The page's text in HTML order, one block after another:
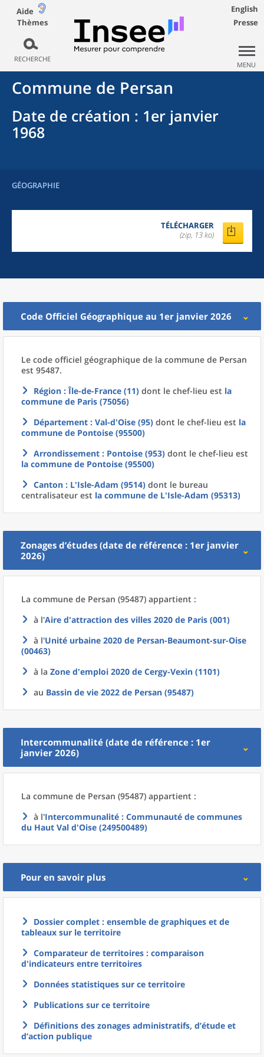
Aide
Thèmes
RECHERCHE
English
Presse
MENU
Commune de Persan
Date de création : 1er janvier
1968
GÉOGRAPHIE
TÉLÉCHARGER
(zip, 13 ko)
Code Officiel Géographique au 1er janvier 2026
Le code officiel géographique de la commune de Persan
est 95487.
Région : Île-de-France (11) dont le chef-lieu est la
commune de Paris (75056)
Département : Val-d'Oise (95) dont le chef-lieu est la
commune de Pontoise (95500)
Arrondissement : Pontoise (953) dont le chef-lieu est
la commune de Pontoise (95500)
Canton : L'Isle-Adam (9514) dont le bureau
centralisateur est la commune de L'Isle-Adam (95313)
Zonages d’études (date de référence : 1er janvier
2026)
La commune de Persan (95487) appartient :
à l'Aire d'attraction des villes 2020 de Paris (001)
à l'Unité urbaine 2020 de Persan-Beaumont-sur-Oise
(00463)
à la Zone d'emploi 2020 de Cergy-Vexin (1101)
au Bassin de vie 2022 de Persan (95487)
Intercommunalité (date de référence : 1er
janvier 2026)
La commune de Persan (95487) appartient :
à l'Intercommunalité : Communauté de communes
du Haut Val d'Oise (249500489)
Pour en savoir plus
Dossier complet : ensemble de graphiques et de
tableaux sur le territoire
Comparateur de territoires : comparaison
d'indicateurs entre territoires
Données statistiques sur ce territoire
Publications sur ce territoire
Définitions des zonages administratifs, d’étude et
d’action publique